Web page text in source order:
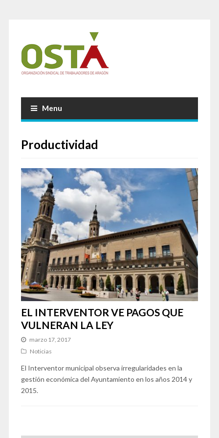
Menu
Productividad
EL INTERVENTOR VE PAGOS QUE
VULNERAN LA LEY
marzo 17, 2017
Noticias
El Interventor municipal observa irregularidades en la
gestión económica del Ayuntamiento en los años 2014 y
2015.